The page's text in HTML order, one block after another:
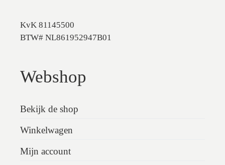
KvK 81145500
BTW# NL861952947B01
Webshop
Bekijk de shop
Winkelwagen
Mijn account